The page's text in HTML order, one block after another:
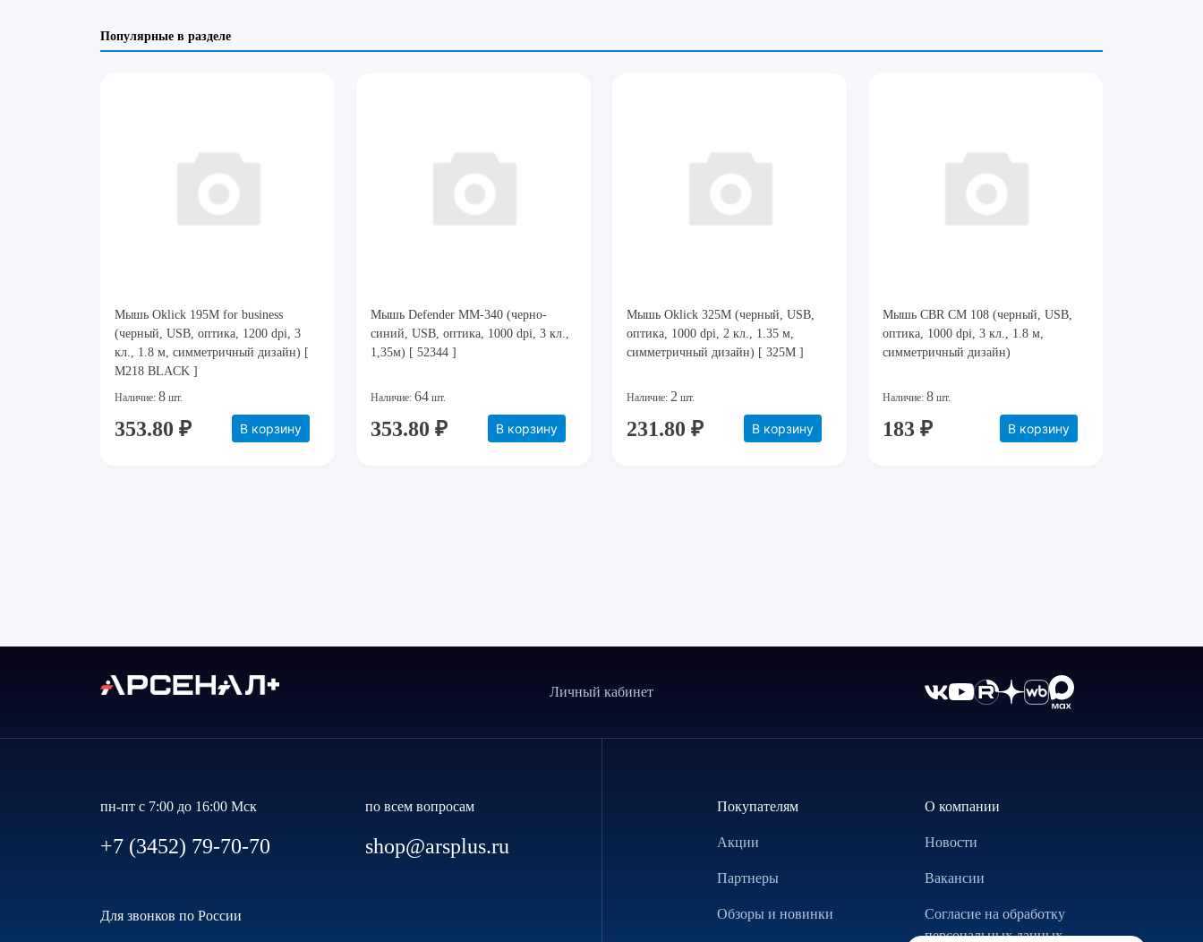
Популярные в разделе
Мышь Oklick 195M for business
(черный, USB, оптика, 1200 dpi, 3
кл., 1.8 м, симметричный дизайн) [
M218 BLACK ]
Наличие: 8 шт.
353.80 ₽ В корзину
Мышь Defender ММ-340 (черно-
синий, USB, оптика, 1000 dpi, 3 кл.,
1,35м) [ 52344 ]
Наличие: 64 шт.
353.80 ₽ В корзину
Мышь Oklick 325M (черный, USB,
оптика, 1000 dpi, 2 кл., 1.35 м,
симметричный дизайн) [ 325M ]
Наличие: 2 шт.
231.80 ₽ В корзину
Мышь CBR CM 108 (черный, USB,
оптика, 1000 dpi, 3 кл., 1.8 м,
симметричный дизайн)
Наличие: 8 шт.
183 ₽ В корзину
Личный кабинет
пн-пт с 7:00 до 16:00 Мск
+7 (3452) 79-70-70
по всем вопросам
shop@arsplus.ru
Для звонков по России
Покупателям
Акции
Партнеры
Обзоры и новинки
О компании
Новости
Вакансии
Согласие на обработку
персональных данных